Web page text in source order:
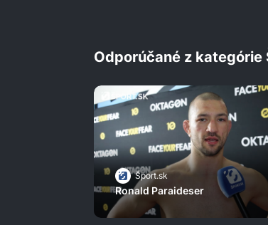
Odporúčané z kategórie
Šport.sk
Ronald Paraideser